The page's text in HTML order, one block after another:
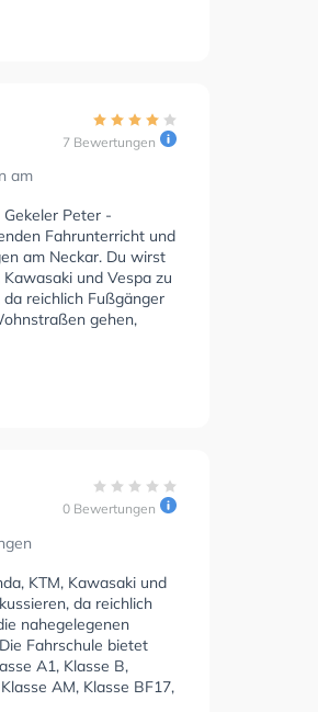
L und Mofa -
Kurs in der Schule.
einen Termin online
am
7 Bewertungen
Peter -
Fahrunterricht und
am Neckar. Du wirst
und Vespa zu
reichlich Fußgänger
gehen,
Klasse A2, Klasse
In der Fahrschule
können einen Termin
0 Bewertungen
KTM, Kawasaki und
da reichlich
nahegelegenen
Fahrschule bietet
A1, Klasse B,
AM, Klasse BF17,
zu erhalten. In